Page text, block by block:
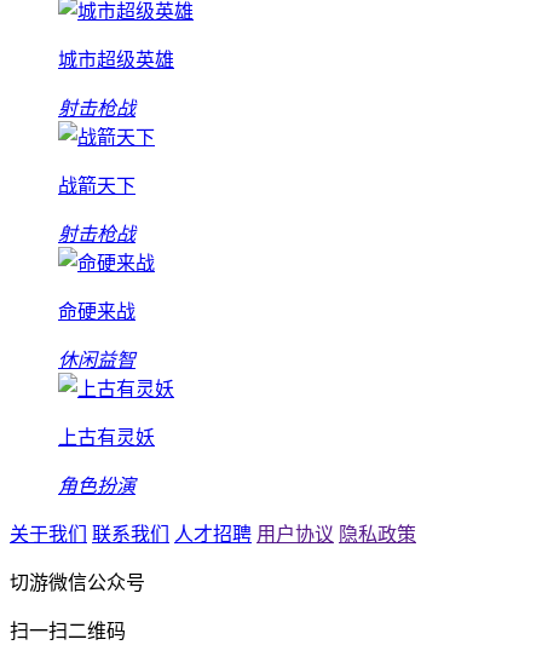
城市超级英雄
射击枪战
战箭天下
射击枪战
命硬来战
休闲益智
上古有灵妖
角色扮演
关于我们 联系我们 人才招聘 用户协议 隐私政策
切游微信公众号
扫一扫二维码